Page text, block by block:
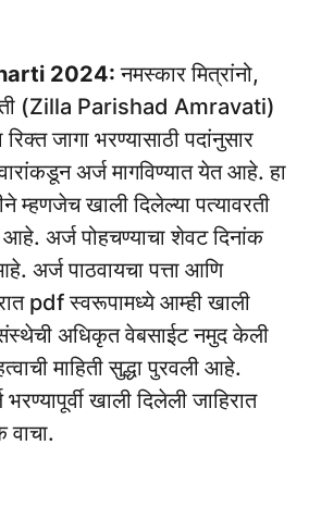
2024: नमस्कार मित्रांनो,
(Zilla Parishad Amravati)
रिक्त जागा भरण्यासाठी पदांनुसार
अर्ज मागविण्यात येत आहे. हा
म्हणजेच खाली दिलेल्या पत्यावरती
अर्ज पोहचण्याचा शेवट दिनांक
अर्ज पाठवायचा पत्ता आणि
pdf स्वरूपामध्ये आम्ही खाली
अधिकृत वेबसाईट नमुद केली
माहिती सुद्धा पुरवली आहे.
खाली दिलेली जाहिरात
वाचा.